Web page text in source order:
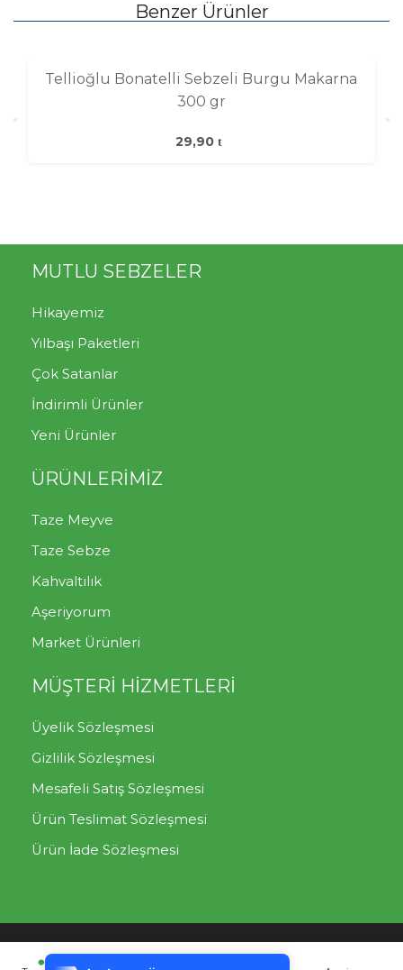
Tek Tıkla Ödeme Kolaylığı
7/24 Canlı Destek
Benzer Ürünler
Tellioğlu Bonatelli Sebzeli Burgu Makarna
300 gr
29,90
MUTLU SEBZELER
Hikayemiz
Yılbaşı Paketleri
Çok Satanlar
İndirimli Ürünler
Yeni Ürünler
ÜRÜNLERİMİZ
Taze Meyve
Taze Sebze
Kahvaltılık
Aşeriyorum
Market Ürünleri
MÜŞTERİ HİZMETLERİ
Üyelik Sözleşmesi
Gizlilik Sözleşmesi
Mesafeli Satış Sözleşmesi
Ürün Teslimat Sözleşmesi
Ürün İade Sözleşmesi